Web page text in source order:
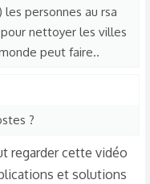
personnes au rsa
nettoyer les villes
peut faire..
?
regarder cette vidéo
et solutions